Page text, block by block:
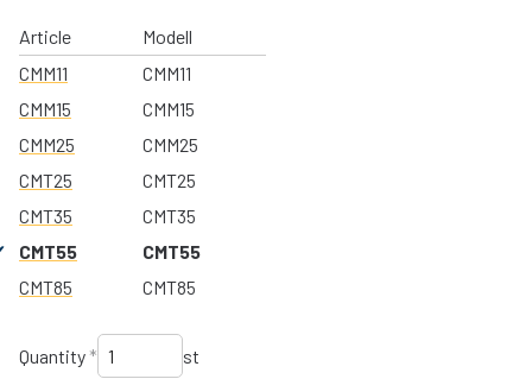
Article
Modell
CMM11
CMM11
CMM15
CMM15
CMM25
CMM25
CMT25
CMT25
CMT35
CMT35
CMT55
CMT55
CMT85
CMT85
Quantity* st